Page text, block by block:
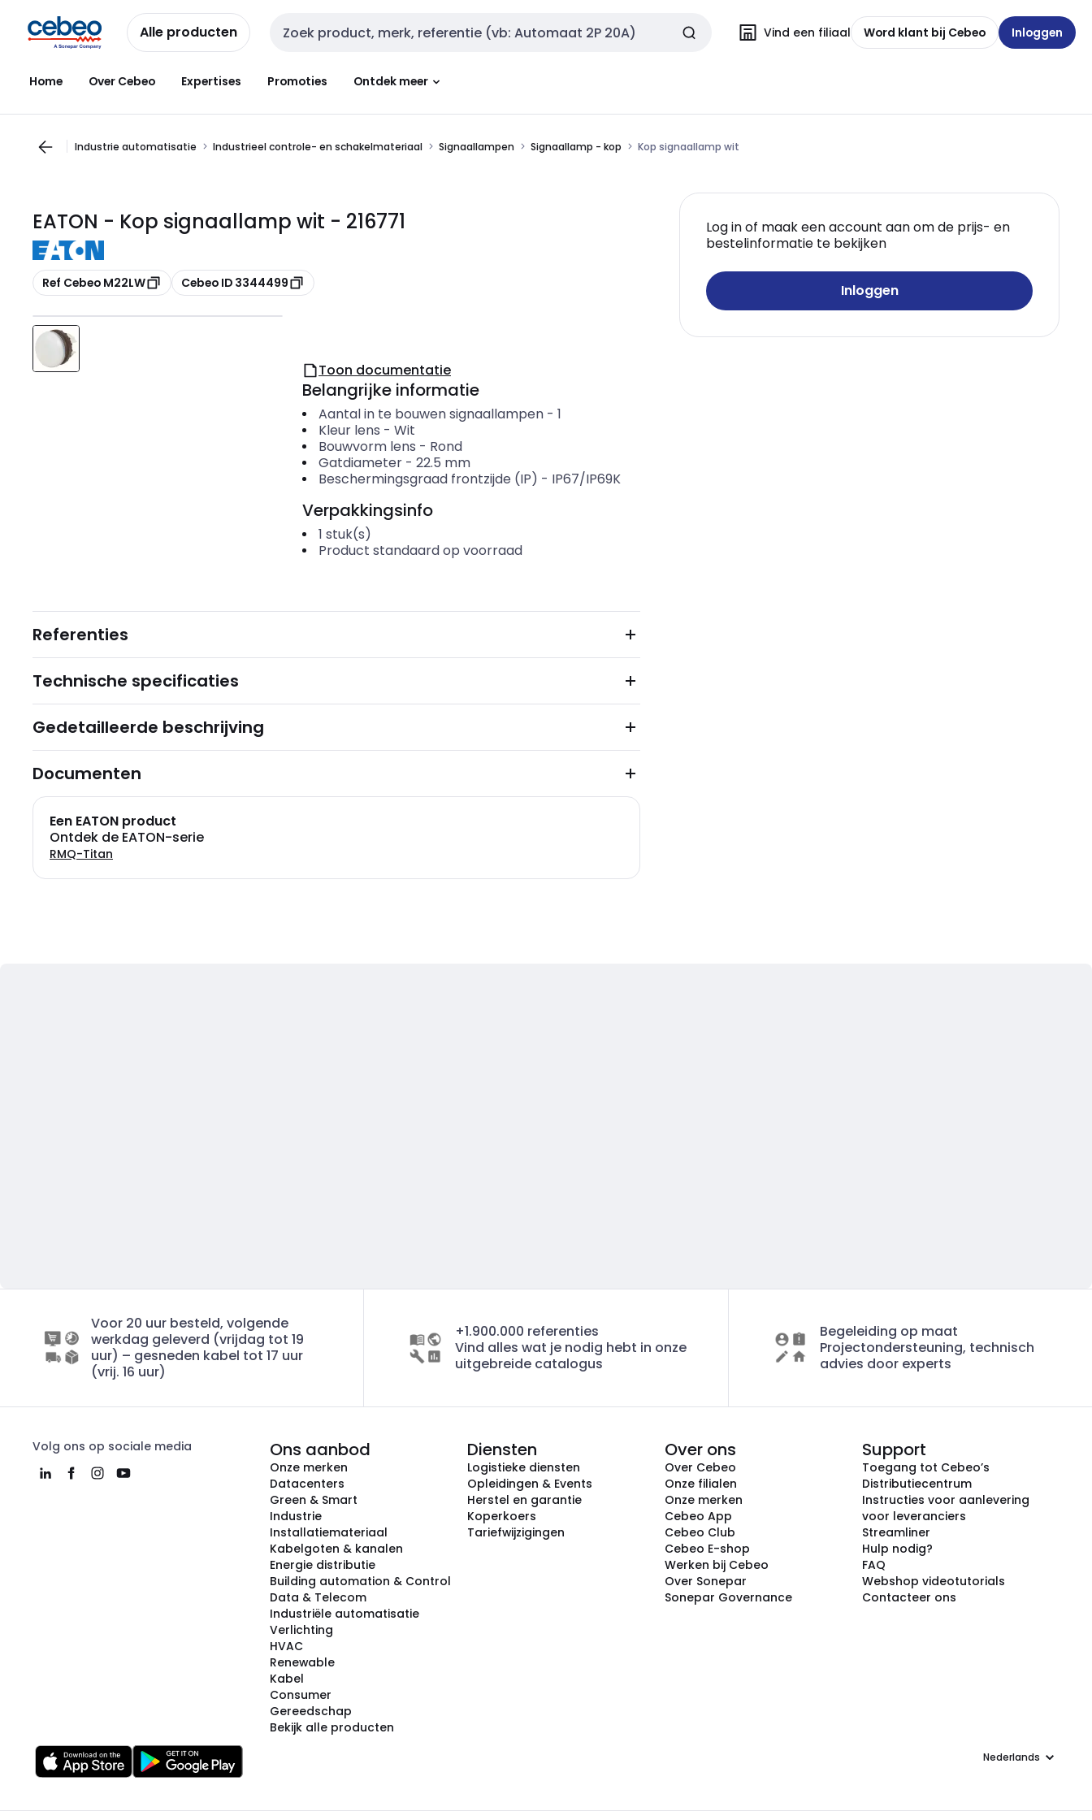
naar
navigatie
naar
inhoud
Alle producten Zoekveld invoer Vind een filiaal Word klant bij Cebeo Inloggen
Home Over Cebeo Expertises Promoties Ontdek meer
Industrie automatisatie Industrieel controle- en schakelmateriaal Signaallampen Signaallamp - kop Kop signaallamp wit
EATON - Kop signaallamp wit - 216771
Kopiëren
Ref Cebeo M22LW Kopiëren
Cebeo ID 3344499
Log in of maak een account aan om de prijs- en
bestelinformatie te bekijken
Inloggen
Toon documentatie
Belangrijke informatie
Aantal in te bouwen signaallampen- 1
Kleur lens - Wit
Bouwvorm lens - Rond
Gatdiameter- 22.5 mm
Beschermingsgraad frontzijde (IP) - IP67/IP69K
Verpakkingsinfo
1 stuk(s)
Product standaard op voorraad
Referenties
Technische specificaties
Gedetailleerde beschrijving
Documenten
Een EATON product
Ontdek de EATON-serie
RMQ-Titan
Voor 20 uur besteld, volgende
werkdag geleverd (vrijdag tot 19
uur) – gesneden kabel tot 17 uur
(vrij. 16 uur)
+1.900.000 referenties
Vind alles wat je nodig hebt in onze
uitgebreide catalogus
Begeleiding op maat
Projectondersteuning, technisch
advies door experts
Volg ons op sociale media Ons aanbod
Onze merken
Datacenters
Green & Smart
Industrie
Installatiemateriaal
Kabelgoten & kanalen
Energie distributie
Building automation & Control
Data & Telecom
Industriële automatisatie
Verlichting
HVAC
Renewable
Kabel
Consumer
Gereedschap
Bekijk alle producten
Diensten
Logistieke diensten
Opleidingen & Events
Herstel en garantie
Koperkoers
Tariefwijzigingen
Over ons
Over Cebeo
Onze filialen
Onze merken
Cebeo App
Cebeo Club
Cebeo E-shop
Werken bij Cebeo
Over Sonepar
Sonepar Governance
Support
Toegang tot Cebeo’s
Distributiecentrum
Instructies voor aanlevering
voor leveranciers
Streamliner
Hulp nodig?
FAQ
Webshop videotutorials
Contacteer ons
Taal